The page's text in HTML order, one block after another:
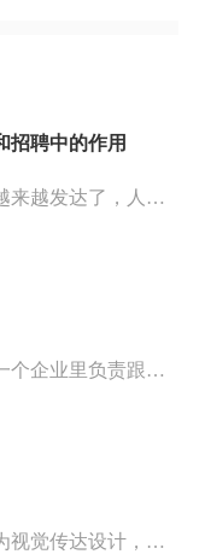
招聘中的作用
当今社会，科技越来越发达了，人们可以通过网络，找到自己心仪的工作。那么招聘网站在求职和招聘中有什么作用呢？
媒介专员就是在一个企业里负责跟各种媒介打交道的专职，而在有些企业，也叫新闻专员、宣传专员、危机公关。不同类型企业，需求不一样。下面是媒介专员的介绍，如果你想竞争这个岗位，那我们一起来看看吧。
平面设计，也称为视觉传达设计，是以视觉作为沟通和表现的方式，透过多种方式来创造和结合符号、图片和文字，借此作出用来传达想法或讯息的视觉表现。如果你对平面设计这个岗位感兴趣，那么请可以继续往下看吧。